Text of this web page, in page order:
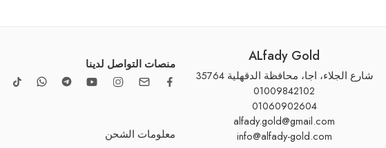
ALfady Gold
شارع الجلاء، اجا، محافظة الدقهلية 35764
01009842102
01060902604
alfady.gold@gmail.com
info@alfady-gold.com
منصات التواصل لدينا
معلومات الشحن